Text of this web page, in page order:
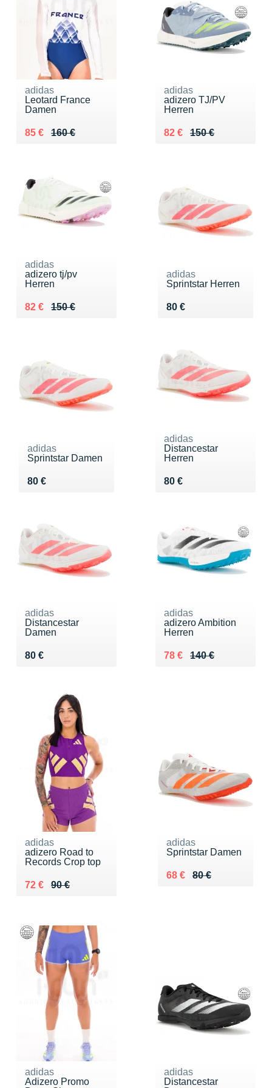
adidas
Leotard France
Damen
160 €
Au lieu de 160 €
85 €
Vendu 85 €
adidas
adizero TJ/PV
Herren
150 €
Au lieu de 150 €
82 €
Vendu 82 €
adidas
adizero tj/pv
Herren
150 €
Au lieu de 150 €
82 €
Vendu 82 €
adidas
Sprintstar Herren
80 €
Vendu 80 €
adidas
Sprintstar Damen
80 €
Vendu 80 €
adidas
Distancestar
Herren
80 €
Vendu 80 €
adidas
Distancestar
Damen
80 €
Vendu 80 €
adidas
adizero Ambition
Herren
140 €
Au lieu de 140 €
78 €
Vendu 78 €
adidas
adizero Road to
Records Crop top
90 €
Au lieu de 90 €
72 €
Vendu 72 €
adidas
Sprintstar Damen
80 €
Au lieu de 80 €
68 €
Vendu 68 €
adidas
Adizero Promo
adidas
Distancestar